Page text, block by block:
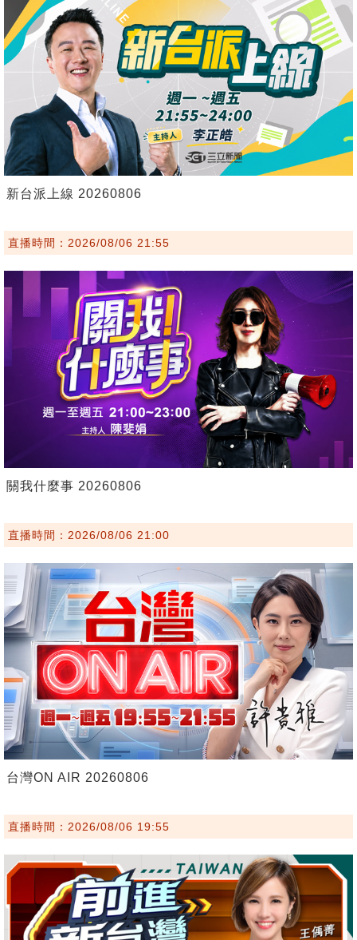
新台派上線 20260806
直播時間：2026/08/06 21:55
關我什麼事 20260806
直播時間：2026/08/06 21:00
台灣ON AIR 20260806
直播時間：2026/08/06 19:55